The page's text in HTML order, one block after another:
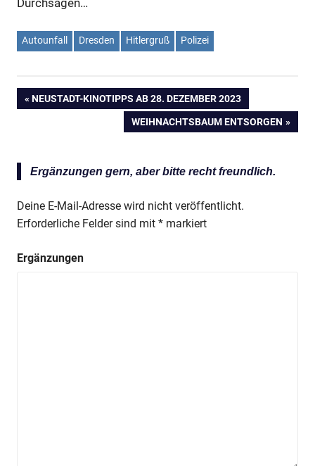
Anzeige
Durchsagen…
Autounfall Dresden Hitlergruß Polizei
Beitragsnavigation
VORHERIGER
NEUSTADT-KINOTIPPS AB 28. DEZEMBER 2023
NÄCHSTER
WEIHNACHTSBAUM ENTSORGEN
Ergänzungen gern, aber bitte recht freundlich.
Deine E-Mail-Adresse wird nicht veröffentlicht.
Erforderliche Felder sind mit * markiert
Ergänzungen